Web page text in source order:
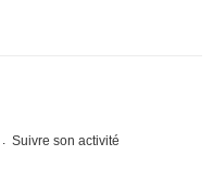
Suivre son activité